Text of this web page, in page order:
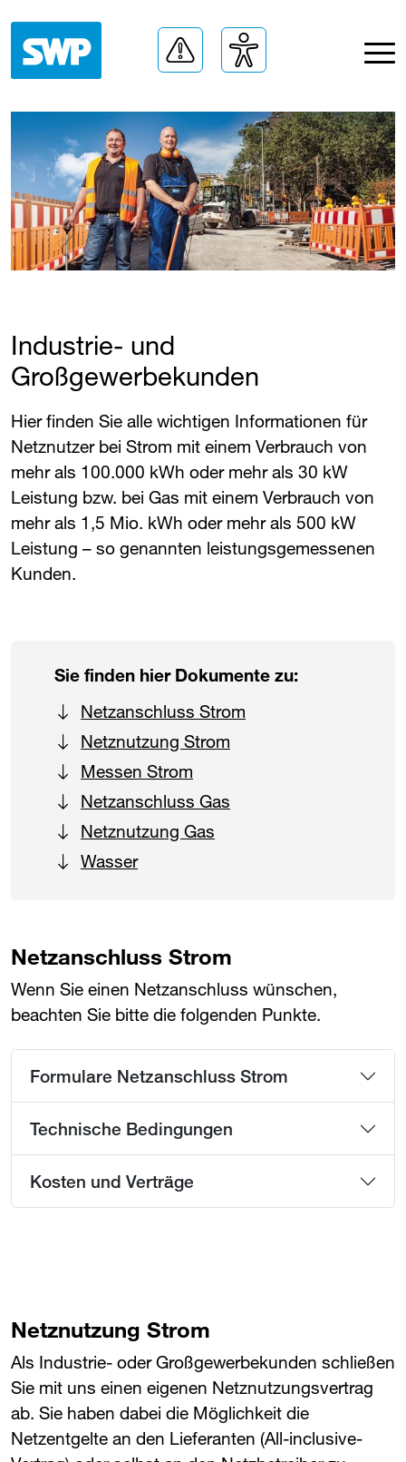
Industrie- und
Großgewerbekunden
Hier finden Sie alle wichtigen Informationen für
Netznutzer bei Strom mit einem Verbrauch von
mehr als 100.000 kWh oder mehr als 30 kW
Leistung bzw. bei Gas mit einem Verbrauch von
mehr als 1,5 Mio. kWh oder mehr als 500 kW
Leistung – so genannten leistungsgemessenen
Kunden.
Sie finden hier Dokumente zu:
Netzanschluss Strom
Netznutzung Strom
Messen Strom
Netzanschluss Gas
Netznutzung Gas
Wasser
Netzanschluss Strom
Wenn Sie einen Netzanschluss wünschen,
beachten Sie bitte die folgenden Punkte.
Formulare Netzanschluss Strom
Technische Bedingungen
Kosten und Verträge
Netznutzung Strom
Als Industrie- oder Großgewerbekunden schließen
Sie mit uns einen eigenen Netznutzungsvertrag
ab. Sie haben dabei die Möglichkeit die
Netzentgelte an den Lieferanten (All-inclusive-